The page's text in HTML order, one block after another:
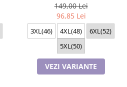
bumbac , Lux PIJ300025
149,00 Lei
96,85 Lei
3XL(46) 4XL(48)
6XL(52)
5XL(50)
VEZI VARIANTE